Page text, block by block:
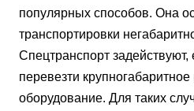
популярных способов. Она
транспортировки
Спецтранспорт
перевезти
оборудование. Для таких